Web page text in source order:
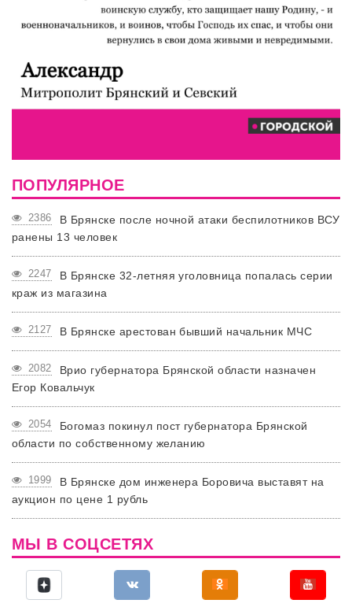
ПОПУЛЯРНОЕ
2386
В Брянске после ночной атаки беспилотников ВСУ
ранены 13 человек
2247
В Брянске 32-летняя уголовница попалась серии
краж из магазина
2127 В Брянске арестован бывший начальник МЧС
2082
Врио губернатора Брянской области назначен
Егор Ковальчук
2054
Богомаз покинул пост губернатора Брянской
области по собственному желанию
1999
В Брянске дом инженера Боровича выставят на
аукцион по цене 1 рубль
МЫ В СОЦСЕТЯХ